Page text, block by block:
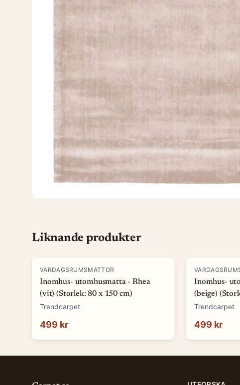
Liknande produkter
VARDAGSRUMSMATTOR
Inomhus- utomhusmatta - Rhea
(vit) (Storlek: 80 x 150 cm)
Trendcarpet
499 kr
Inomhus-
(beige)
Trendcarpet
499 kr